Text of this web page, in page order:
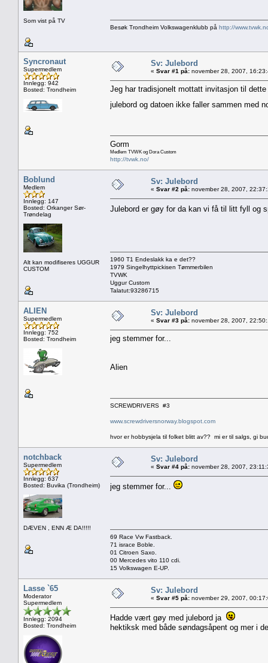
Som vist på TV
Besøk Trondheim Volkswagenklubb på http://
Syncronaut
Supermedlem
Innlegg: 942
Bosted: Trondheim
Sv: Julebord
« Svar #1 på: november 28, 2007,
Jeg har tradisjonelt mottatt invitasjon til
julebord og datoen ikke faller sammen med
Gorm
Medlem TVWK og Dora Custom
http://tvwk.no/
Boblund
Medlem
Innlegg: 147
Bosted: Orkanger Sør-
Trøndelag
Alt kan modifiseres UGGUR
CUSTOM
Sv: Julebord
« Svar #2 på: november 28, 2007,
Julebord er gøy for da kan vi få til litt fyll og
1960 T1 Endeslakk ka e det??
1979 Singelhyttpickisen Tømmerbilen
TVWK
Uggur Custom
Talatut:93286715
ALIEN
Supermedlem
Innlegg: 752
Bosted: Trondheim
Sv: Julebord
« Svar #3 på: november 28, 2007,
jeg stemmer for...
Alien
SCREWDRIVERS #3
www.screwdriversnorway.blogspot.com
hvor er hobbysjela til folket blitt av?? mi er til salgs, gi
notchback
Supermedlem
Innlegg: 637
Bosted: Buvika (Trondheim)
DÆVEN , ENN Æ DA!!!!!
Sv: Julebord
« Svar #4 på: november 28, 2007,
jeg stemmer for...
69 Race Vw Fastback.
71 israce Boble.
01 Citroen Saxo.
00 Mercedes vito 110 cdi.
15 Volkswagen E-UP.
Lasse `65
Moderator
Supermedlem
Innlegg: 2094
Bosted: Trondheim
Sv: Julebord
« Svar #5 på: november 29, 2007,
Hadde vært gøy med julebord ja
hektiksk med både søndagsåpent og mer i